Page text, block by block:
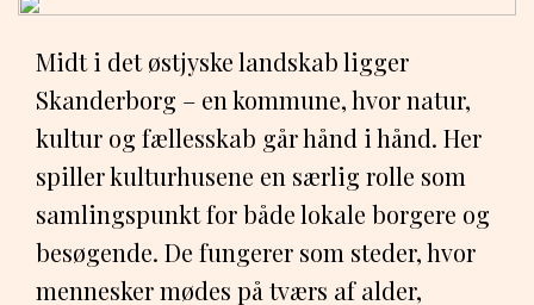
Midt i det østjyske landskab ligger
Skanderborg – en kommune, hvor natur,
kultur og fællesskab går hånd i hånd. Her
spiller kulturhusene en særlig rolle som
samlingspunkt for både lokale borgere og
besøgende. De fungerer som steder, hvor
mennesker mødes på tværs af alder,